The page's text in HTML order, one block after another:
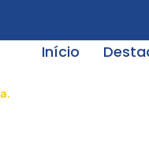
Início